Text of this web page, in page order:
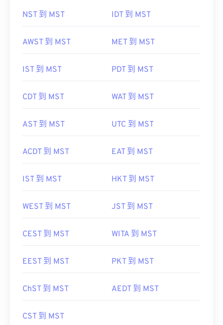
NST 到 MST IDT 到 MST
AWST 到 MST MET 到 MST
IST 到 MST PDT 到 MST
CDT 到 MST WAT 到 MST
AST 到 MST UTC 到 MST
ACDT 到 MST EAT 到 MST
IST 到 MST HKT 到 MST
WEST 到 MST JST 到 MST
CEST 到 MST WITA 到 MST
EEST 到 MST PKT 到 MST
ChST 到 MST AEDT 到 MST
CST 到 MST